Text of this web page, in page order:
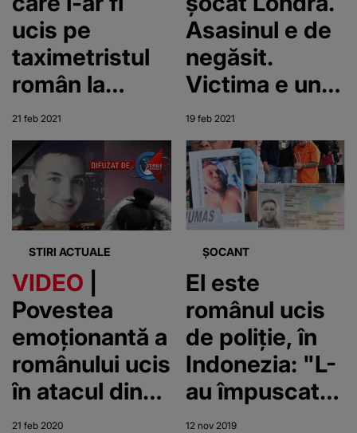
ucis pe
taximetristul
român la
Londra
21 feb 2021
Asasinul e de
negăsit.
Victima e un
român de 37
de ani
19 feb 2021
STIRI ACTUALE
VIDEO
Povestea
emoționantă a
românului ucis
în atacul din
Germania
21 feb 2020
ȘOCANT
El este
românul ucis
de poliție, în
Indonezia: "L-
au împuscat
ca pe un
12 nov 2019